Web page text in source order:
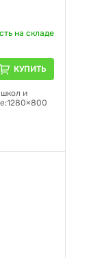
на складе
КУПИТЬ
и